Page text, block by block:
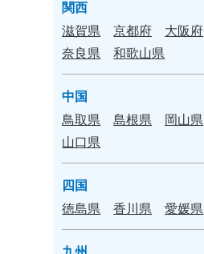
関西
滋賀県
京都府 大阪府
奈良県
和歌山県
中国
鳥取県
島根県 岡山県
山口県
四国
徳島県
香川県 愛媛県